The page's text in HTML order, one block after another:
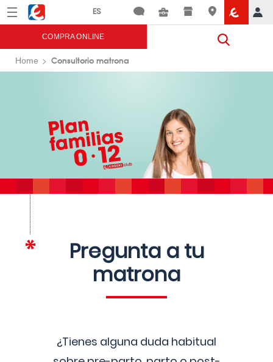
Menú Eroski
COMPRA ONLINE
Home Consultorio matrona
Pregunta a tu
matrona
¿Tienes alguna duda habitual